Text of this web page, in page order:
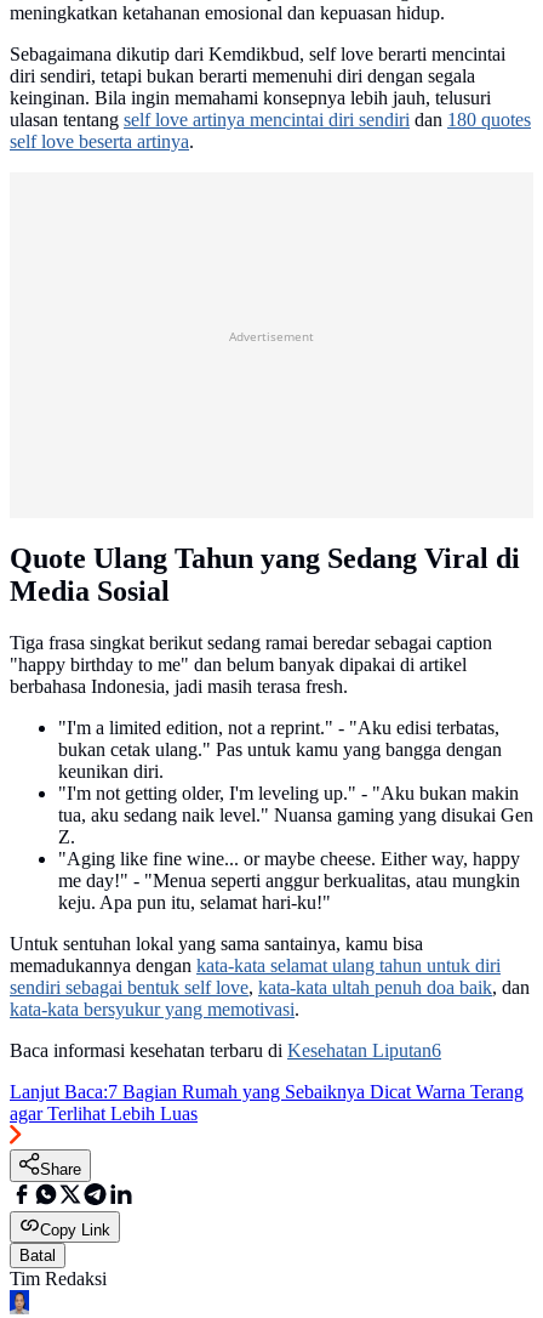
meningkatkan ketahanan emosional dan kepuasan hidup.
Sebagaimana dikutip dari Kemdikbud, self love berarti mencintai
diri sendiri, tetapi bukan berarti memenuhi diri dengan segala
keinginan. Bila ingin memahami konsepnya lebih jauh, telusuri
ulasan tentang self love artinya mencintai diri sendiri dan 180 quotes
self love beserta artinya.
Advertisement
Quote Ulang Tahun yang Sedang Viral di
Media Sosial
Tiga frasa singkat berikut sedang ramai beredar sebagai caption
"happy birthday to me" dan belum banyak dipakai di artikel
berbahasa Indonesia, jadi masih terasa fresh.
"I'm a limited edition, not a reprint." - "Aku edisi terbatas,
bukan cetak ulang." Pas untuk kamu yang bangga dengan
keunikan diri.
"I'm not getting older, I'm leveling up." - "Aku bukan makin
tua, aku sedang naik level." Nuansa gaming yang disukai Gen
Z.
"Aging like fine wine... or maybe cheese. Either way, happy
me day!" - "Menua seperti anggur berkualitas, atau mungkin
keju. Apa pun itu, selamat hari-ku!"
Untuk sentuhan lokal yang sama santainya, kamu bisa
memadukannya dengan kata-kata selamat ulang tahun untuk diri
sendiri sebagai bentuk self love, kata-kata ultah penuh doa baik, dan
kata-kata bersyukur yang memotivasi.
Baca informasi kesehatan terbaru di Kesehatan Liputan6
Lanjut Baca:7 Bagian Rumah yang Sebaiknya Dicat Warna Terang
agar Terlihat Lebih Luas
Share
Copy Link
Batal
Tim Redaksi